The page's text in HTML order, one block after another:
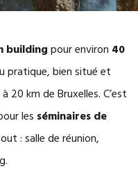
buildingpour environ 40
pratique, bien situé et
km de Bruxelles. C’est
les séminaires de
: salle de réunion,